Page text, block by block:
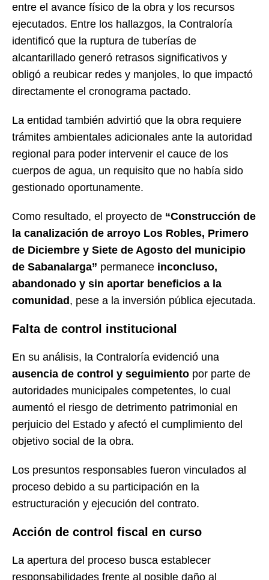
entre el avance físico de la obra y los recursos
ejecutados. Entre los hallazgos, la Contraloría
identificó que la ruptura de tuberías de
alcantarillado generó retrasos significativos y
obligó a reubicar redes y manjoles, lo que impactó
directamente el cronograma pactado.
La entidad también advirtió que la obra requiere
trámites ambientales adicionales ante la autoridad
regional para poder intervenir el cauce de los
cuerpos de agua, un requisito que no había sido
gestionado oportunamente.
Como resultado, el proyecto de “Construcción de
la canalización de arroyo Los Robles, Primero
de Diciembre y Siete de Agosto del municipio
de Sabanalarga” permanece inconcluso,
abandonado y sin aportar beneficios a la
comunidad, pese a la inversión pública ejecutada.
Falta de control institucional
En su análisis, la Contraloría evidenció una
ausencia de control y seguimiento por parte de
autoridades municipales competentes, lo cual
aumentó el riesgo de detrimento patrimonial en
perjuicio del Estado y afectó el cumplimiento del
objetivo social de la obra.
Los presuntos responsables fueron vinculados al
proceso debido a su participación en la
estructuración y ejecución del contrato.
Acción de control fiscal en curso
La apertura del proceso busca establecer
responsabilidades frente al posible daño al